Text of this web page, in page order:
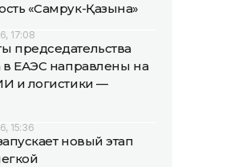
«Самрук-Қазына»
17:08
председательства
в ЕАЭС направлены на
и логистики —
15:36
новый этап